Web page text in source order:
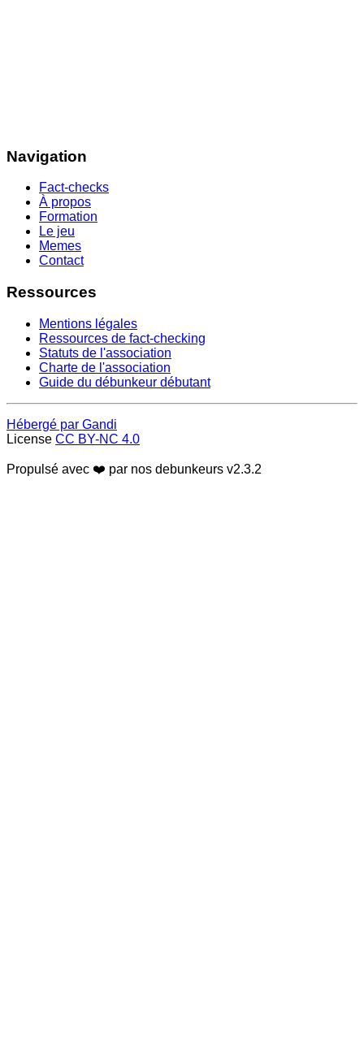
Navigation
Fact-checks
À propos
Formation
Le jeu
Memes
Contact
Ressources
Mentions légales
Ressources de fact-checking
Statuts de l'association
Charte de l'association
Guide du débunkeur débutant
Hébergé par Gandi
License CC BY-NC 4.0
Propulsé avec ❤️ par nos debunkeurs v2.3.2